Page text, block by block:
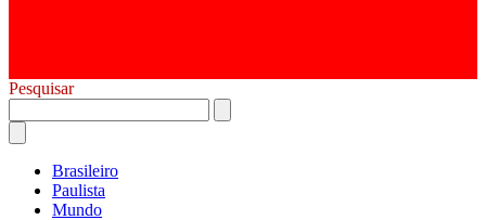
Pesquisar
Brasileiro
Paulista
Mundo